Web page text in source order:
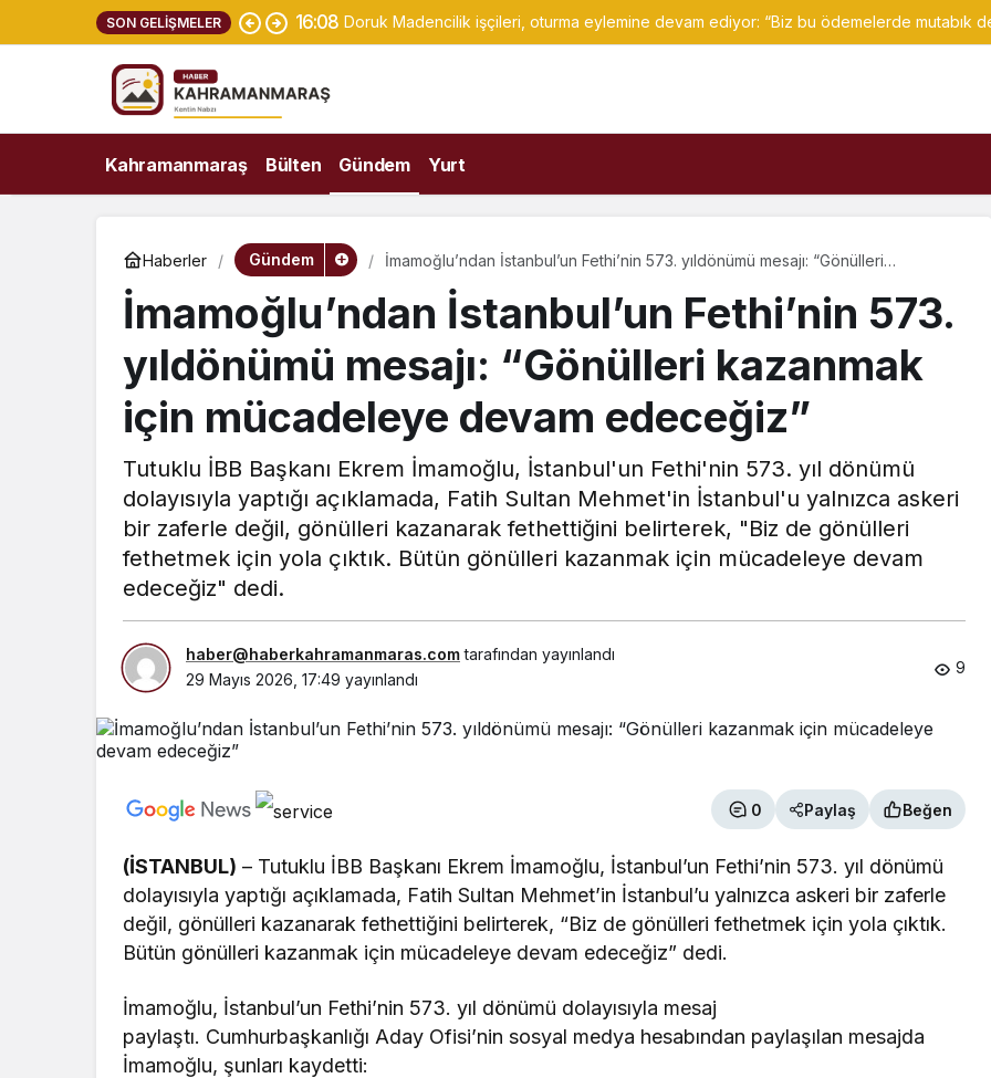
SON GELIŞMELER 16:08 Doruk Madencilik işçileri, oturma eylemine devam ediyor: “Biz bu ödemelerde mutabık
Kahramanmaraş Bülten Gündem Yurt
Haberler Gündem
İmamoğlu’ndan İstanbul’un Fethi’nin 573. yıldönümü mesajı: “Gönülleri
İmamoğlu’ndan İstanbul’un Fethi’nin 573.
yıldönümü mesajı: “Gönülleri kazanmak
için mücadeleye devam edeceğiz”
Tutuklu İBB Başkanı Ekrem İmamoğlu, İstanbul'un Fethi'nin 573. yıl dönümü
dolayısıyla yaptığı açıklamada, Fatih Sultan Mehmet'in İstanbul'u yalnızca askeri
bir zaferle değil, gönülleri kazanarak fethettiğini belirterek, "Biz de gönülleri
fethetmek için yola çıktık. Bütün gönülleri kazanmak için mücadeleye devam
edeceğiz" dedi.
haber@haberkahramanmaras.comtarafından yayınlandı
29 Mayıs 2026, 17:49 yayınlandı
9
0 Paylaş Beğen
(İSTANBUL) – Tutuklu İBB Başkanı Ekrem İmamoğlu, İstanbul’un Fethi’nin 573. yıl dönümü
dolayısıyla yaptığı açıklamada, Fatih Sultan Mehmet’in İstanbul’u yalnızca askeri bir zaferle
değil, gönülleri kazanarak fethettiğini belirterek, “Biz de gönülleri fethetmek için yola çıktık.
Bütün gönülleri kazanmak için mücadeleye devam edeceğiz” dedi.
İmamoğlu, İstanbul’un Fethi’nin 573. yıl dönümü dolayısıyla mesaj
paylaştı. Cumhurbaşkanlığı Aday Ofisi’nin sosyal medya hesabından paylaşılan mesajda
İmamoğlu, şunları kaydetti: